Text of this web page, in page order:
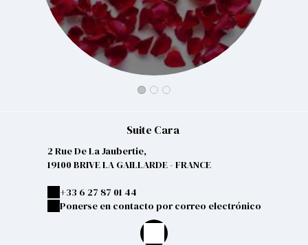
Suite Cara
2 Rue De La Jaubertie,
19100 BRIVE LA GAILLARDE - FRANCE
+33 6 27 87 01 44
Ponerse en contacto por correo electrónico